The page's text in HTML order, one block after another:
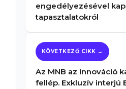
engedélyezésével
tapasztalatokról
Az MNB az innováció
fellép. Exkluzív interjú